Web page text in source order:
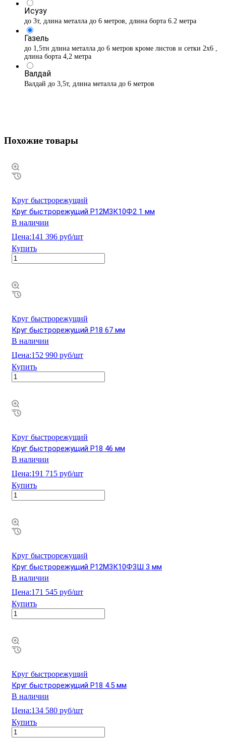
Исузу
до 3т, длина металла до 6 метров, длина борта 6.2 метра
Газель
до 1,5тн длина металла до 6 метров кроме листов и сетки 2х6 ,
длина борта 4,2 метра
Валдай
Валдай до 3,5т, длина металла до 6 метров
Похожие товары
Круг быстрорежущий
Круг быстрорежущий Р12М3К10Ф2 1 мм
В наличии
Цена:141 396 руб/шт
Купить
Круг быстрорежущий
Круг быстрорежущий Р18 67 мм
В наличии
Цена:152 990 руб/шт
Купить
Круг быстрорежущий
Круг быстрорежущий Р18 46 мм
В наличии
Цена:191 715 руб/шт
Купить
Круг быстрорежущий
Круг быстрорежущий Р12М3К10Ф3Ш 3 мм
В наличии
Цена:171 545 руб/шт
Купить
Круг быстрорежущий
Круг быстрорежущий Р18 4.5 мм
В наличии
Цена:134 580 руб/шт
Купить